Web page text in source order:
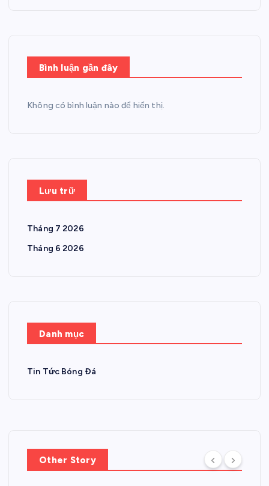
Bình luận gần đây
Không có bình luận nào để hiển thị.
Lưu trữ
Tháng 7 2026
Tháng 6 2026
Danh mục
Tin Tức Bóng Đá
Other Story